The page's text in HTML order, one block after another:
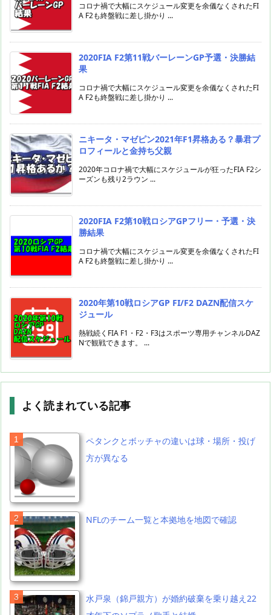
コロナ禍で大幅にスケジュール変更を余儀なくされたFI
A F2も終盤戦に差し掛かり ...
2020FIA F2第11戦バーレーンGP予選・決勝結
果
コロナ禍で大幅にスケジュール変更を余儀なくされたFI
A F2も終盤戦に差し掛かり ...
ニキータ・マゼピン2021年F1昇格ある？暴君プ
ロフィールと金持ち父親
2020年コロナ禍で大幅にスケジュールが狂ったFIA F2シ
ーズンも残り2ラウン ...
2020FIA F2第10戦ロシアGPフリー・予選・決
勝結果
コロナ禍で大幅にスケジュール変更を余儀なくされたFI
A F2も終盤戦に差し掛かり ...
2020年第10戦ロシアGP FI/F2 DAZN配信スケ
ジュール
熱戦続くFIA F1・F2・F3はスポーツ専用チャンネルDAZ
Nで観戦できます。 ...
よく読まれている記事
ペタンクとボッチャの違いは球・場所・投げ
方が異なる
NFLのチーム一覧と本拠地を地図で確認
水戸泉（錦戸親方）が婚約破棄を乗り越え22